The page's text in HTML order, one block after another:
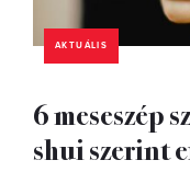
AKTUÁLIS
6 meseszép
shui szerint